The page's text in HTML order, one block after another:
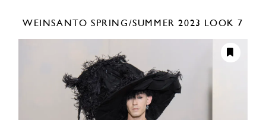
WEINSANTO SPRING/SUMMER 2023 LOOK 7